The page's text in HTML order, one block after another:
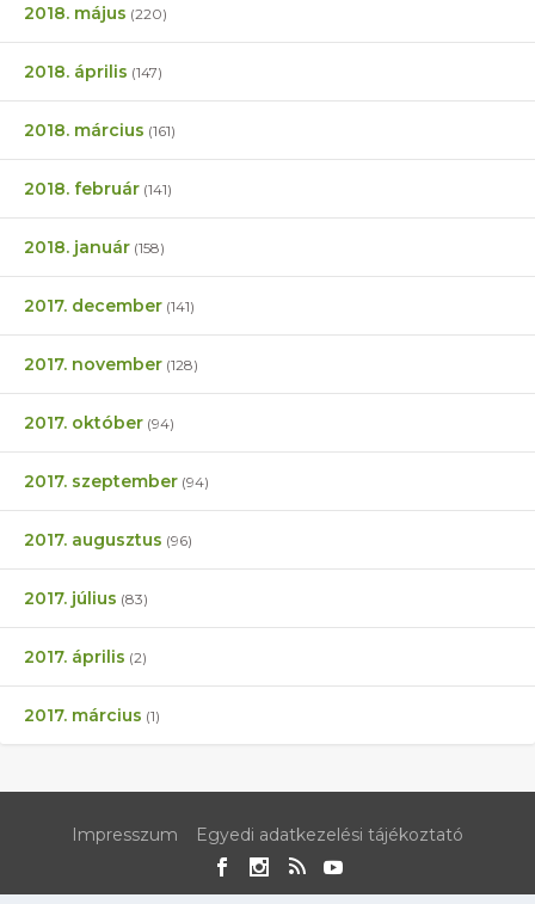
2018. május (220)
2018. április (147)
2018. március (161)
2018. február (141)
2018. január (158)
2017. december (141)
2017. november (128)
2017. október (94)
2017. szeptember (94)
2017. augusztus (96)
2017. július (83)
2017. április (2)
2017. március (1)
Impresszum Egyedi adatkezelési tájékoztató